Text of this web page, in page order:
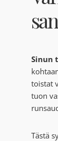
Sinun
toistat
tuon
Tästä